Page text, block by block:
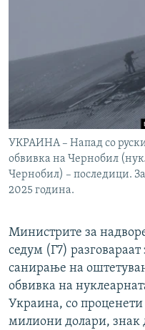
УКРАИНА – Напад со
обвивка на Чернобил
Чернобил) – последици.
2025 година.
Министрите за
седум (Г7)
санирање на
обвивка на
Украина, со
милиони долари, знак